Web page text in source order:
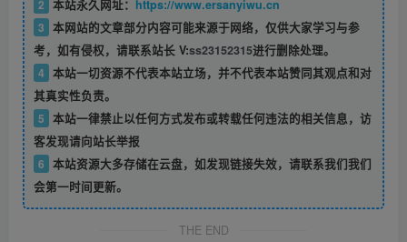
2 本站永久网址： https://www.ersanyiwu.cn
3 本网站的文章部分内容可能来源于网络，仅供大家学习与参
考，如有侵权，请联系站长 V:ss23152315进行删除处理。
4 本站一切资源不代表本站立场，并不代表本站赞同其观点和对
其真实性负责。
5 本站一律禁止以任何方式发布或转载任何违法的相关信息，访
客发现请向站长举报
6 本站资源大多存储在云盘，如发现链接失效，请联系我们我们
会第一时间更新。
THE END